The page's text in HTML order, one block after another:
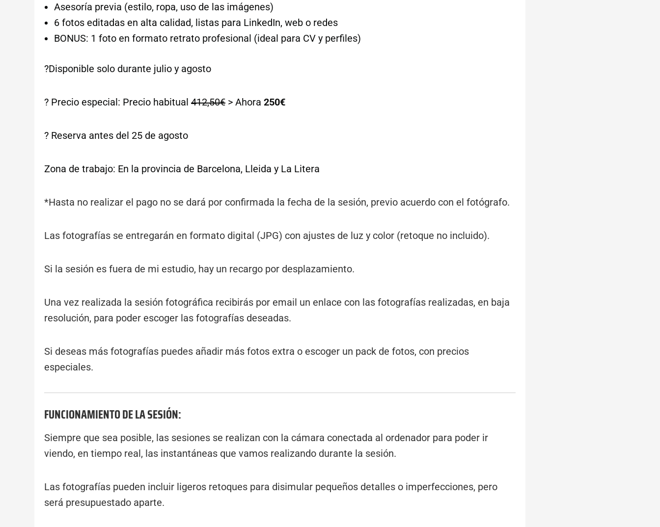
Asesoría previa (estilo, ropa, uso de las imágenes)
6 fotos editadas en alta calidad, listas para LinkedIn, web o redes
BONUS: 1 foto en formato retrato profesional (ideal para CV y perfiles)
?Disponible solo durante julio y agosto
? Precio especial: Precio habitual 412,50€ > Ahora 250€
? Reserva antes del 25 de agosto
Zona de trabajo: En la provincia de Barcelona, Lleida y La Litera
*Hasta no realizar el pago no se dará por confirmada la fecha de la sesión, previo acuerdo con el fotógrafo.
Las fotografías se entregarán en formato digital (JPG) con ajustes de luz y color (retoque no incluido).
Si la sesión es fuera de mi estudio, hay un recargo por desplazamiento.
Una vez realizada la sesión fotográfica recibirás por email un enlace con las fotografías realizadas, en baja
resolución, para poder escoger las fotografías deseadas.
Si deseas más fotografías puedes añadir más fotos extra o escoger un pack de fotos, con precios
especiales.
FUNCIONAMIENTO DE LA SESIÓN:
Siempre que sea posible, las sesiones se realizan con la cámara conectada al ordenador para poder ir
viendo, en tiempo real, las instantáneas que vamos realizando durante la sesión.
Las fotografías pueden incluir ligeros retoques para disimular pequeños detalles o imperfecciones, pero
será presupuestado aparte.